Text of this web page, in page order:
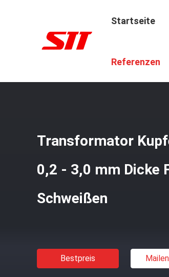
Startseite
Referenzen
Transformator
0,2 - 3,0 mm Dicke
Schweißen
Bestpreis